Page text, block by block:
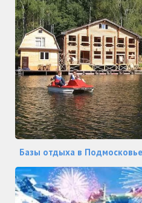
Базы отдыха в